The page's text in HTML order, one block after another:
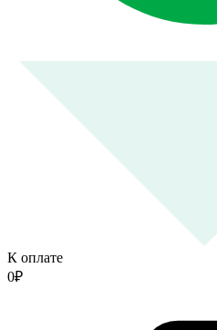
К оплате
0₽